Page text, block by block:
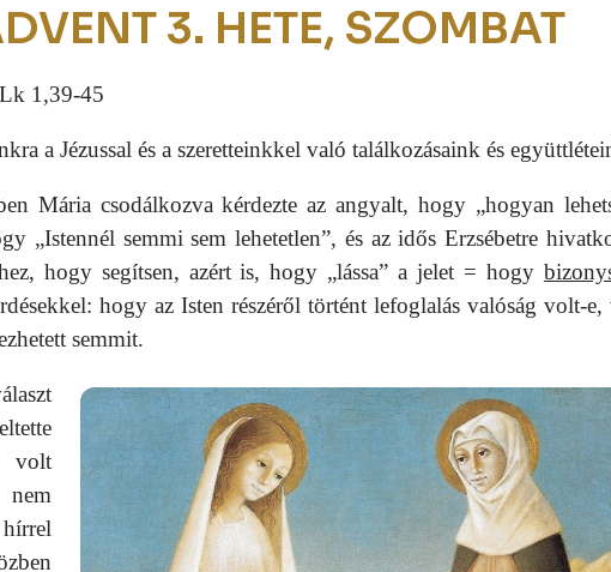
3. HETE, SZOMBAT
1,39-45
a Jézussal és a szeretteinkkel való találkozásaink és
Mária csodálkozva kérdezte az angyalt, hogy „hogyan
„Istennél semmi sem lehetetlen”, és az idős Erzsébetre
hogy segítsen, azért is, hogy „lássa” a jelet = hogy
hogy az Isten részéről történt lefoglalás valóság volt-e,
semmit.
volt
nem